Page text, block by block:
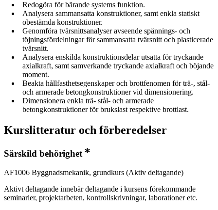
Redogöra för bärande systems funktion.
Analysera sammansatta konstruktioner, samt enkla statiskt
obestämda konstruktioner.
Genomföra tvärsnittsanalyser avseende spännings- och
töjningsfördelningar för sammansatta tvärsnitt och plasticerade
tvärsnitt.
Analysera enskilda konstruktionsdelar utsatta för tryckande
axialkraft, samt samverkande tryckande axialkraft och böjande
moment.
Beakta hållfasthetsegenskaper och brottfenomen för trä-, stål-
och armerade betongkonstruktioner vid dimensionering.
Dimensionera enkla trä- stål- och armerade
betongkonstruktioner för brukslast respektive brottlast.
Kurslitteratur och förberedelser
Särskild behörighet
AF1006 Byggnadsmekanik, grundkurs (Aktiv deltagande)
Aktivt deltagande innebär deltagande i kursens förekommande
seminarier, projektarbeten, kontrollskrivningar, laborationer etc.